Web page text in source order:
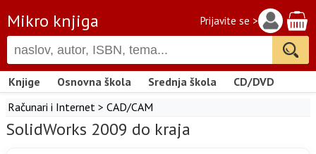
Mikro knjiga Prijavite se >
Knjige Osnovna škola Srednja škola
CD/DVD
Računari i Internet > CAD/CAM
SolidWorks 2009 do kraja